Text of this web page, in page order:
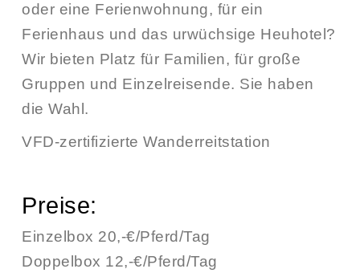
oder eine Ferienwohnung, für ein
Ferienhaus und das urwüchsige Heuhotel?
Wir bieten Platz für Familien, für große
Gruppen und Einzelreisende. Sie haben
die Wahl.
VFD-zertifizierte Wanderreitstation
Preise:
Einzelbox 20,-€/Pferd/Tag
Doppelbox 12,-€/Pferd/Tag